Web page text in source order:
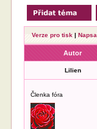
Verze pro tisk |
Autor
Lilien
Členka fóra